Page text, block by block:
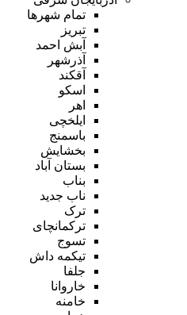
تمام شهر‌ها
تبریز
آبش احمد
آذرشهر
آقکند
اسکو
اهر
ایلخچی
باسمنج
بخشایش
بستان آباد
بناب
ناب جدید
ترک
ترکمانچای
تسوج
تیکمه داش
جلفا
خاروانا
خامنه